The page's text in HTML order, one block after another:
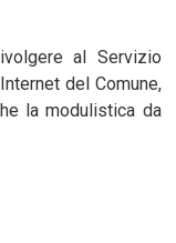
al Servizio
del Comune,
la modulistica da